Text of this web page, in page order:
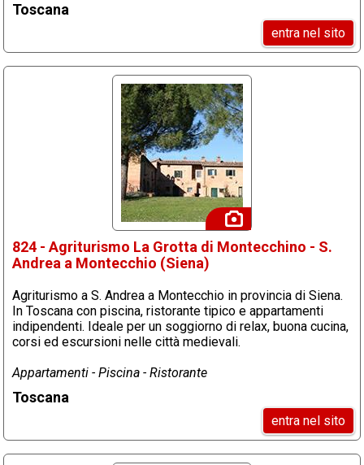
Toscana
entra nel sito
824 - Agriturismo La Grotta di Montecchino - S.
Andrea a Montecchio (Siena)
Agriturismo a S. Andrea a Montecchio in provincia di Siena.
In Toscana con piscina, ristorante tipico e appartamenti
indipendenti. Ideale per un soggiorno di relax, buona cucina,
corsi ed escursioni nelle città medievali.
Appartamenti - Piscina - Ristorante
Toscana
entra nel sito